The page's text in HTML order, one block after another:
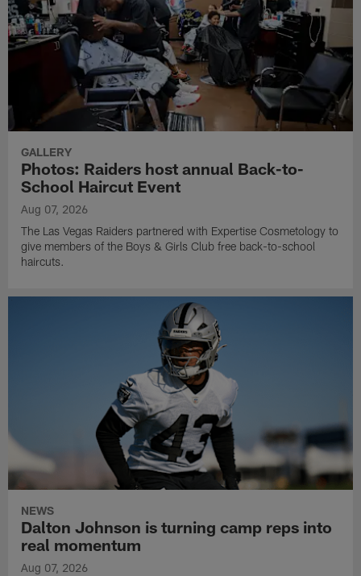
GALLERY
Photos: Raiders host annual Back-to-
School Haircut Event
Aug 07, 2026
The Las Vegas Raiders partnered with Expertise Cosmetology to
give members of the Boys & Girls Club free back-to-school
haircuts.
NEWS
Dalton Johnson is turning camp reps into
real momentum
Aug 07, 2026